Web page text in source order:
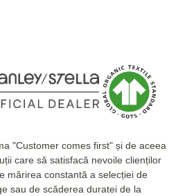
"Customer comes first" și de aceea
care să satisfacă nevoile clienților
mărirea constantă a selecției de
sau de scăderea duratei de la